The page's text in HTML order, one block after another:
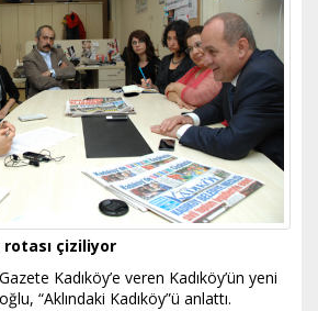
rotası çiziliyor
Kadıköy’e veren Kadıköy’ün yeni
“Aklındaki Kadıköy”ü anlattı.